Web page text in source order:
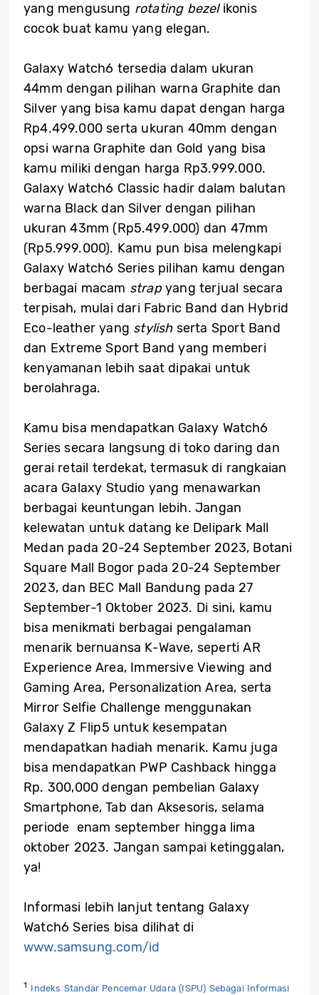
yang mengusung rotating bezelikonis
cocok buat kamu yang elegan.
Galaxy Watch6 tersedia dalam ukuran
44mm dengan pilihan warna Graphite dan
Silver yang bisa kamu dapat dengan harga
Rp4.499.000 serta ukuran 40mm dengan
opsi warna Graphite dan Gold yang bisa
kamu miliki dengan harga Rp3.999.000.
Galaxy Watch6 Classic hadir dalam balutan
warna Black dan Silver dengan pilihan
ukuran 43mm (Rp5.499.000) dan 47mm
(Rp5.999.000). Kamu pun bisa melengkapi
Galaxy Watch6 Series pilihan kamu dengan
berbagai macam strapyang terjual secara
terpisah, mulai dari Fabric Band dan Hybrid
Eco-leather yang stylishserta Sport Band
dan Extreme Sport Band yang memberi
kenyamanan lebih saat dipakai untuk
berolahraga.
Kamu bisa mendapatkan Galaxy Watch6
Series secara langsung di toko daring dan
gerai retail terdekat, termasuk di rangkaian
acara Galaxy Studio yang menawarkan
berbagai keuntungan lebih. Jangan
kelewatan untuk datang ke Delipark Mall
Medan pada 20-24 September 2023, Botani
Square Mall Bogor pada 20-24 September
2023, dan BEC Mall Bandung pada 27
September-1 Oktober 2023. Di sini, kamu
bisa menikmati berbagai pengalaman
menarik bernuansa K-Wave, seperti AR
Experience Area, Immersive Viewing and
Gaming Area, Personalization Area, serta
Mirror Selfie Challenge menggunakan
Galaxy Z Flip5 untuk kesempatan
mendapatkan hadiah menarik. Kamu juga
bisa mendapatkan PWP Cashback hingga
Rp. 300,000 dengan pembelian Galaxy
Smartphone, Tab dan Aksesoris, selama
periode enam september hingga lima
oktober 2023. Jangan sampai ketinggalan,
ya!
Informasi lebih lanjut tentang Galaxy
Watch6 Series bisa dilihat di
www.samsung.com/id
1 Indeks Standar Pencemar Udara (ISPU) Sebagai Informasi